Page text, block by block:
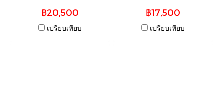
฿20,500
เปรียบเทียบ
฿17,500
เปรียบเทียบ